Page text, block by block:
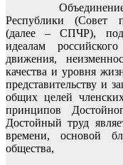
Республики (Совет
(далее – СПЧР),
идеалам
движения,
качества и уровня
представительству и
общих целей
принципов
Достойный труд
времени, основой
общества,